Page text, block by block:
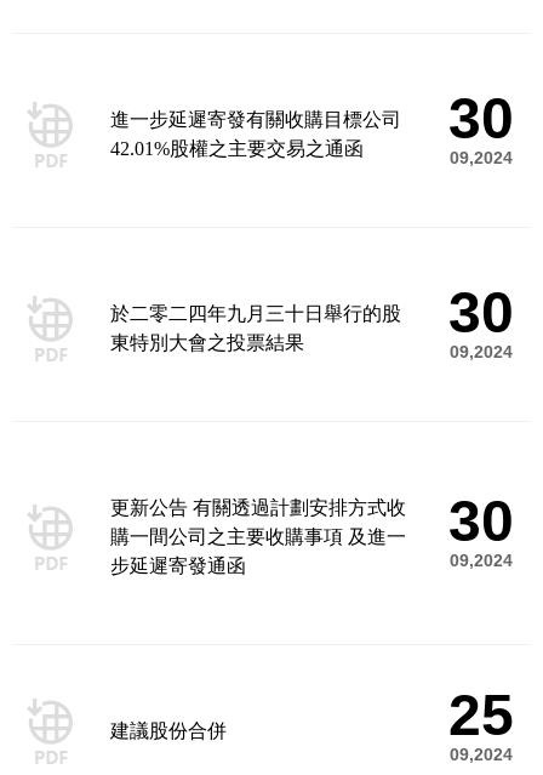
進一步延遲寄發有關收購目標公司
42.01%股權之主要交易之通函
30
09,2024
於二零二四年九月三十日舉行的股
東特別大會之投票結果
30
09,2024
更新公告 有關透過計劃安排方式收
購一間公司之主要收購事項 及進一
步延遲寄發通函
30
09,2024
建議股份合併 25
09,2024